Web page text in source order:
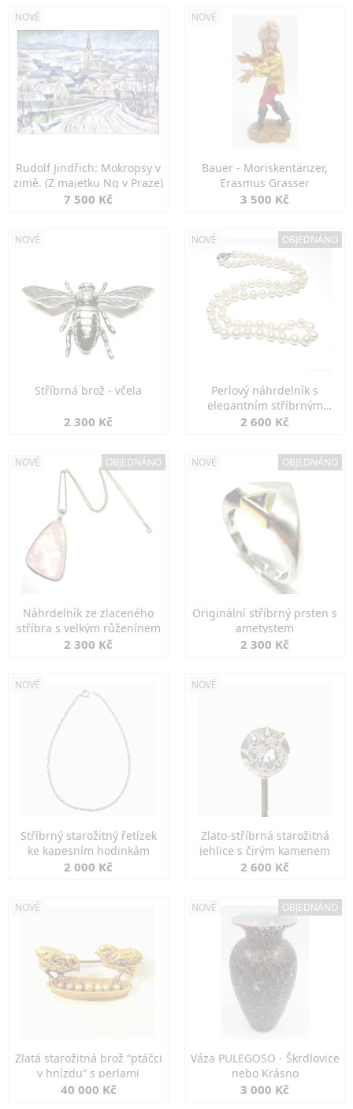
NOVÉ
Rudolf Jindřich: Mokropsy v
zimě. (Z majetku Ng v Praze)
7 500 Kč
NOVÉ
Bauer - Moriskentänzer,
Erasmus Grasser
3 500 Kč
NOVÉ
Stříbrná brož - včela
2 300 Kč
NOVÉ OBJEDNÁNO
Perlový náhrdelník s
elegantním stříbrným
zapínáním
2 600 Kč
NOVÉ OBJEDNÁNO
Náhrdelník ze zlaceného
stříbra s velkým růženínem
2 300 Kč
NOVÉ OBJEDNÁNO
Originální stříbrný prsten s
ametystem
2 300 Kč
NOVÉ
Stříbrný starožitný řetízek
ke kapesním hodinkám
2 000 Kč
NOVÉ
Zlato-stříbrná starožitná
jehlice s čirým kamenem
2 600 Kč
NOVÉ
Zlatá starožitná brož “ptáčci
v hnízdu” s perlami
40 000 Kč
NOVÉ OBJEDNÁNO
Váza PULEGOSO - Škrdlovice
nebo Krásno
3 000 Kč